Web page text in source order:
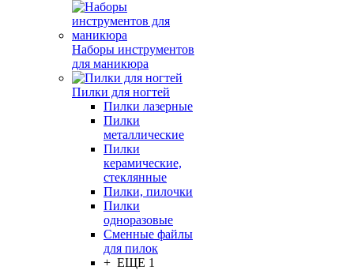
Наборы инструментов
для маникюра
Пилки для ногтей
Пилки лазерные
Пилки
металлические
Пилки
керамические,
стеклянные
Пилки, пилочки
Пилки
одноразовые
Сменные файлы
для пилок
+ ЕЩЕ 1